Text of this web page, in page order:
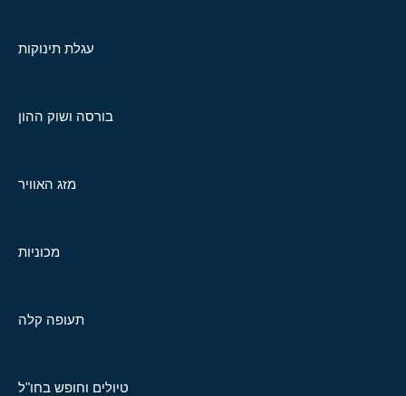
עגלת תינוקות
בורסה ושוק ההון
מזג האוויר
מכוניות
תעופה קלה
טיולים וחופש בחו"ל